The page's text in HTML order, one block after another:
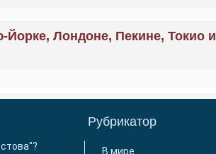
Йорке, Лондоне, Пекине, Токио и
Рубрикатор
В мире